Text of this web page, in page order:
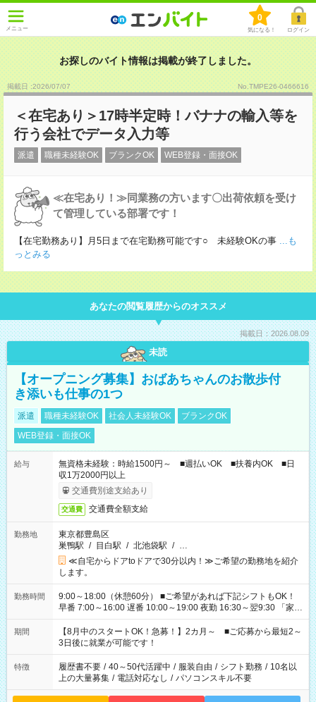
メニュー
0
気になる！ ログイン
お探しのバイト情報は掲載が終了しました。
掲載日 :2026/07/07 No.TMPE26-0466616
＜在宅あり＞17時半定時！バナナの輸入等を
行う会社でデータ入力等
派遣 職種未経験OK ブランクOK WEB登録・面接OK
≪在宅あり！≫同業務の方います〇出荷依頼を受け
て管理している部署です！
【在宅勤務あり】月5日まで在宅勤務可能です○ 未経験OKの事 ...も
っとみる
あなたの閲覧履歴からのオススメ
掲載日：2026.08.09
未読
【オープニング募集】おばあちゃんのお散歩付
き添いも仕事の1つ
派遣 職種未経験OK 社会人未経験OK
ブランクOK
WEB登録・面接OK
給与
無資格未経験：時給1500円～ ■週払いOK ■扶養内OK ■日
収1万2000円以上
交通費別途支給あり
交通費 交通費全額支給
勤務地
東京都豊島区
巣鴨駅 / 目白駅 / 北池袋駅 / …
≪自宅からドアtoドアで30分以内！≫ご希望の勤務地を紹介
します。
勤務時間
9:00～18:00（休憩60分） ■ご希望があれば下記シフトもOK！
早番 7:00～16:00 遅番 10:00～19:00 夜勤 16:30～翌9:30 「家族
と休みを合わせたい」 「余裕を持って夕飯の準備がしたい」
「できれば残業はしたくない」 など、ご希望を教えてください
ね。 ※Wワーク希望の方へ 今ご覧のお仕事で希望する勤務時間
と、もう1つのお仕事の勤務時間。 合計で週40時間を超える場
合は応募できません。
期間
【8月中のスタートOK！急募！】2カ月～ ■ご応募から最短2～
3日後に就業が可能です！
特徴 履歴書不要 / 40～50代活躍中 / 服装自由 / シフト勤務 / 10名以
上の大量募集 / 電話対応なし / パソコンスキル不要